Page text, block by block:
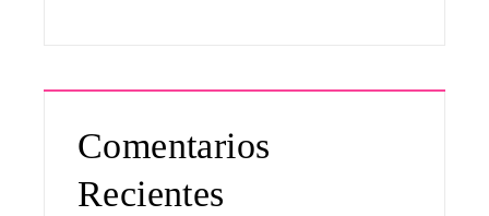
Comentarios
Recientes